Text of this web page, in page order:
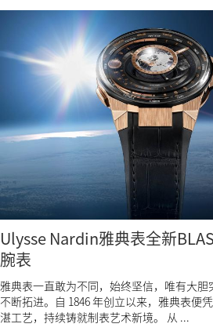
Ulysse Nardin雅典表全新
腕表
雅典表一直敢为不同，始终坚信，唯有大胆
不断拓进。自 1846 年创立以来，雅典表便
湛工艺，持续铸就制表艺术新境。 从 ...